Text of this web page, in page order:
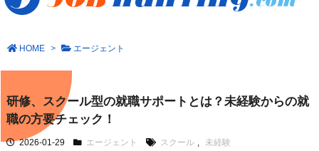
HOME > エージェント
研修、スクール型の就職サポートとは？未経験からの就
職の方要チェック！
2026-01-29 エージェント スクール 未経験